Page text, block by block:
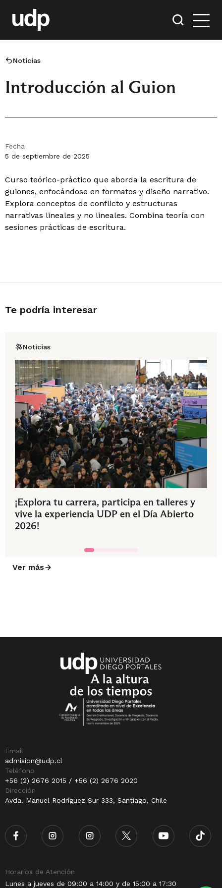
Noticias
Introducción al Guion
Fecha
5 de septiembre de 2025
Curso teórico-práctico que aborda la escritura de
guiones, enfocándose en formatos y diseño narrativo.
Explora conceptos de conflicto y estructuras
narrativas lineales y no lineales. Combina teoría con
sesiones prácticas de escritura.
Te podría interesar
Noticias
¡Explora tu carrera, participa en talleres y
vive la experiencia UDP en el Día Abierto
2026!
Ver más
Email
admision@udp.cl
Teléfono
+56 (2) 2676 2015 / +56 (2) 2676 2020
Dirección
Avda. Manuel Rodríguez Sur 333, Santiago, Chile
Horarios de Atención
Lunes a jueves de 09:00 a 14:00 y de 15:00 a 17:30